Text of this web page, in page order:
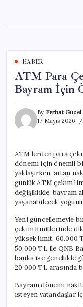
content
HABER
ATM Para
Bayram İçin
By Ferhat Güzel
17 Mayıs 2026
ATM’lerden para
dönemi için önemli
yaklaşırken, artan
günlük ATM çekim
değişiklikle, bayram
yaşanabilecek
Yeni güncellemeyle
çekim limitlerinde
yüksek limit, 60.000
50.000 TL ile QNB
banka ise genellikle
20.000 TL arasında
Bayram dönemi nakit
isteyen vatandaşlar